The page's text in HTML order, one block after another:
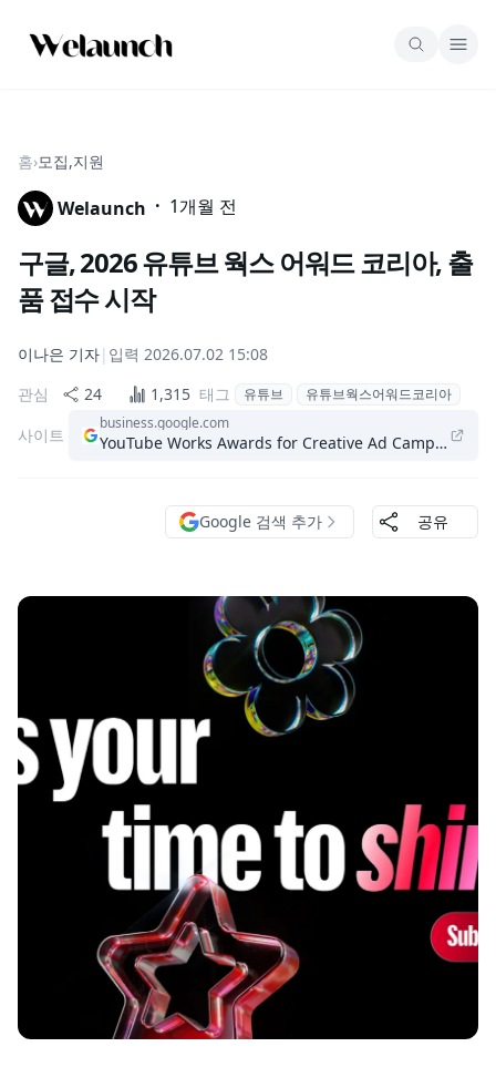
홈›모집,지원
Welaunch · 1개월 전
구글, 2026 유튜브 웍스 어워드 코리아, 출
품 접수 시작
이나은 기자| 입력 2026.07.02 15:08
관심
24 1,315 태그 유튜브 유튜브웍스어워드코리아
사이트
business.google.com
YouTube Works Awards for Creative Ad Campaigns -
Google 검색 추가 공유